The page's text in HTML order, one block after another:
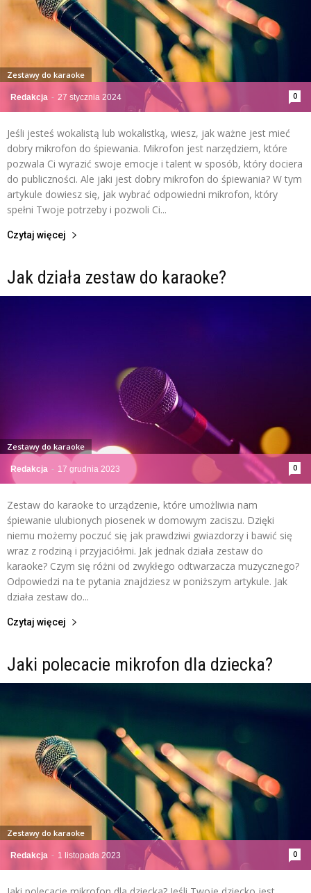
Redakcja - 27 stycznia 2024 0
Zestawy do karaoke
Jeśli jesteś wokalistą lub wokalistką, wiesz, jak ważne jest mieć
dobry mikrofon do śpiewania. Mikrofon jest narzędziem, które
pozwala Ci wyrazić swoje emocje i talent w sposób, który dociera
do publiczności. Ale jaki jest dobry mikrofon do śpiewania? W tym
artykule dowiesz się, jak wybrać odpowiedni mikrofon, który
spełni Twoje potrzeby i pozwoli Ci...
Czytaj więcej
Jak działa zestaw do karaoke?
Redakcja - 17 grudnia 2023 0
Zestawy do karaoke
Zestaw do karaoke to urządzenie, które umożliwia nam
śpiewanie ulubionych piosenek w domowym zaciszu. Dzięki
niemu możemy poczuć się jak prawdziwi gwiazdorzy i bawić się
wraz z rodziną i przyjaciółmi. Jak jednak działa zestaw do
karaoke? Czym się różni od zwykłego odtwarzacza muzycznego?
Odpowiedzi na te pytania znajdziesz w poniższym artykule. Jak
działa zestaw do...
Czytaj więcej
Jaki polecacie mikrofon dla dziecka?
Redakcja - 1 listopada 2023 0
Zestawy do karaoke